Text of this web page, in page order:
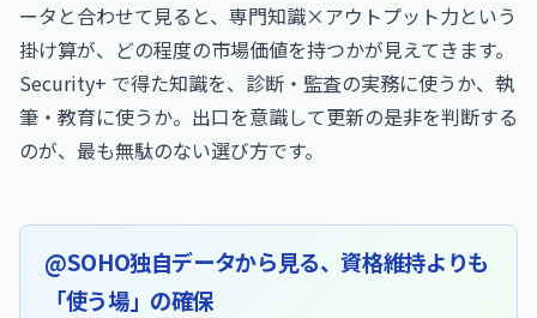
ータと合わせて見ると、専門知識×アウトプット力という
掛け算が、どの程度の市場価値を持つかが見えてきます。
Security+ で得た知識を、診断・監査の実務に使うか、執
筆・教育に使うか。出口を意識して更新の是非を判断する
のが、最も無駄のない選び方です。
@SOHO独自データから見る、資格維持よりも
「使う場」の確保